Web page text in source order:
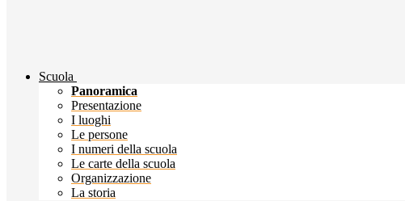
Scuola
Panoramica
Presentazione
I luoghi
Le persone
I numeri della scuola
Le carte della scuola
Organizzazione
La storia